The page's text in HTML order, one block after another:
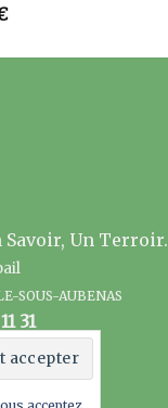
Savoir, Un Terroir.
SOUS-AUBENAS
31